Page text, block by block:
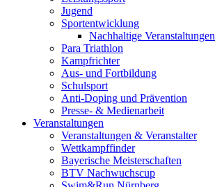
Jugend
Sportentwicklung
Nachhaltige Veranstaltungen
Para Triathlon
Kampfrichter
Aus- und Fortbildung
Schulsport
Anti-Doping und Prävention
Presse- & Medienarbeit
Veranstaltungen
Veranstaltungen & Veranstalter
Wettkampffinder
Bayerische Meisterschaften
BTV Nachwuchscup